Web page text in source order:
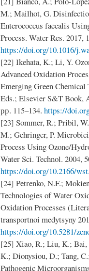
M.; Mailhot, G.
Enterococcus faecalis
Process. Water Res. 2017,
https://doi.org/10.1016/
[22] Ikehata, K.; Li, Y.
Advanced Oxidation
Emerging Green
Eds.; Elsevier S&T Book,
рр. 115–134. https://
[23] Sommer, R.; Pribil,
M.; Gehringer, P.
Process Using Ozone/
Water Sci. Technol. 2004,
https://doi.org/10.2166/
[24] Petrenko, N.F.;
Technologies of Water
Oxidation Processes
transportnoi medytsyny
https://doi.org/10.5281/
[25] Xiao, R.; Liu, K.; Bai,
K.; Dionysiou, D.; Tang,
Pathogenic